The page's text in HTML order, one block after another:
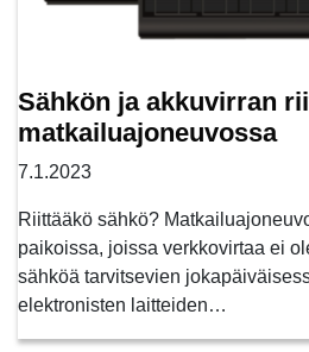
Sähkön ja akkuvirran
matkailuajoneuvossa
7.1.2023
Riittääkö sähkö?
paikoissa, joissa verkkovirtaa ei
sähköä tarvitsevien
elektronisten laitteiden…